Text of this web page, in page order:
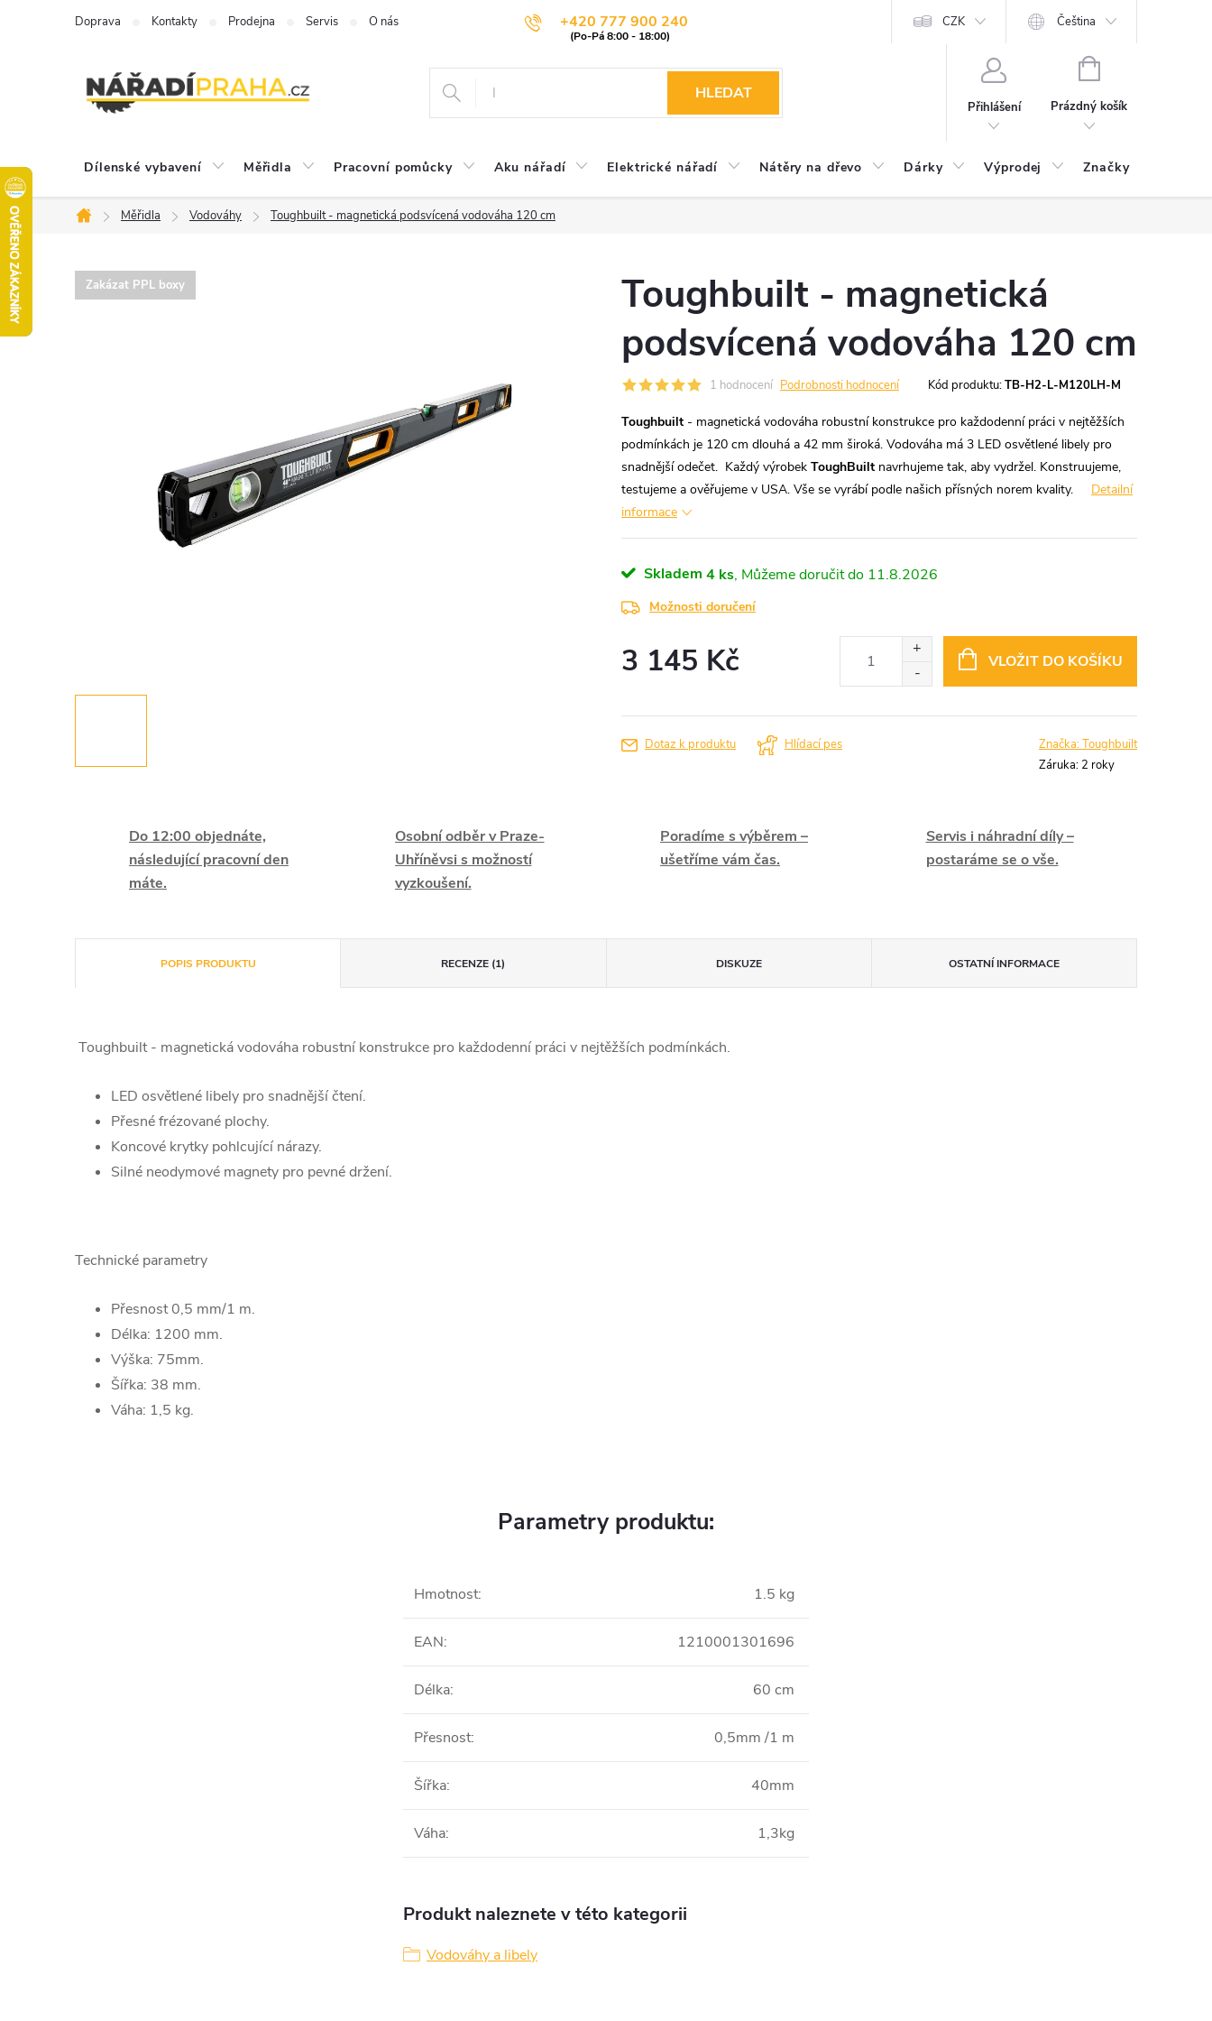
+420 777 900 240
Doprava Kontakty Prodejna Servis O nás CZK Čeština
HLEDAT
Přihlášení
NÁKUPNÍ
Prázdný košík
Dílenské vybavení Měřidla Pracovní pomůcky Aku nářadí Elektrické nářadí Nátěry na dřevo Dárky Výprodej Značky
Domů
Měřidla Vodováhy Toughbuilt - magnetická podsvícená vodováha 120 cm
Zakázat PPL boxy
Toughbuilt - magnetická
podsvícená vodováha 120 cm
1 hodnocení Podrobnosti hodnocení Kód produktu:TB-H2-L-M120LH-M
Toughbuilt - magnetická vodováha robustní konstrukce pro každodenní práci v nejtěžších
podmínkách je 120 cm dlouhá a 42 mm široká. Vodováha má 3 LED osvětlené libely pro
snadnější odečet. Každý výrobek ToughBuilt navrhujeme tak, aby vydržel. Konstruujeme,
testujeme a ověřujeme v USA. Vše se vyrábí podle našich přísných norem kvality.
Detailní
informace
Skladem 4 ks 11.8.2026
Možnosti doručení
3 145 Kč VLOŽIT DO KOŠÍKU
Dotaz k produktu Hlídací pes Značka:Toughbuilt
Záruka: 2 roky
Do 12:00 objednáte,
následující pracovní den
máte.
Osobní odběr v Praze-
Uhříněvsi s možností
vyzkoušení.
Poradíme s výběrem –
ušetříme vám čas.
Servis i náhradní díly –
postaráme se o vše.
POPIS PRODUKTU RECENZE (1) DISKUZE OSTATNÍ INFORMACE
Toughbuilt - magnetická vodováha robustní konstrukce pro každodenní práci v nejtěžších podmínkách.
LED osvětlené libely pro snadnější čtení.
Přesné frézované plochy.
Koncové krytky pohlcující nárazy.
Silné neodymové magnety pro pevné držení.
Technické parametry
Přesnost 0,5 mm/1 m.
Délka: 1200 mm.
Výška: 75mm.
Šířka: 38 mm.
Váha: 1,5 kg.
Parametry produktu:
Hmotnost: 1.5 kg
EAN: 1210001301696
Délka: 60 cm
Přesnost: 0,5mm /1 m
Šířka: 40mm
Váha: 1,3kg
Produkt naleznete v této kategorii
Vodováhy a libely